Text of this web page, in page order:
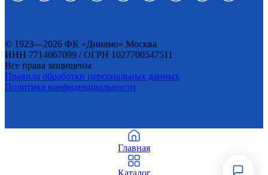
© 1923—2026 ФК «Динамо» Москва
ИНН 7714067099 / ОГРН 1027700547511
Все права защищены
Правила обработки персональных данных
Политика конфиденциальности
Главная
Каталог